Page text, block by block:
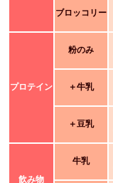
ブロッコリー
プロテイン
粉のみ
＋牛乳
＋豆乳
飲み物
牛乳